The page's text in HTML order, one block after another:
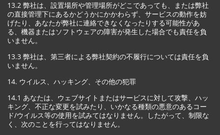
13.2 弊社は、設置場所や管理場所がどこであっても、または弊社
の直接管理下にあるかどうかにかかわらず、サービスの動作を妨
げたり、あなたが弊社に連絡できなくなったりする可能性があ
る、機器またはソフトウェアの障害が発生した場合でも責任を負
いません。
13.3 弊社は、第三者による弊社契約の不履行については責任を負
いません。
14. ウイルス、ハッキング、その他の犯罪
14.1 あなたは、ウェブサイトまたはサービスに対して攻撃、ハッ
キング、不正な変更を試みたり、いかなる種類の悪意のあるコー
ド/ウイルス等の使用を試みてはなりません。したがって、制限な
く、次のことを行ってはなりません。